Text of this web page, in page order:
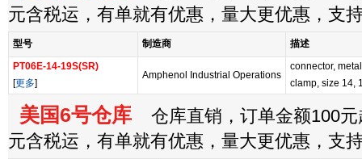
元含税运，有单就有优惠，量大更优惠，支
型号 制造商
描述
PT06E-14-19S(SR)
[更多]
Amphenol Industrial Operations
connector,
clamp, size 14,
美国6号仓库 仓库直销，订单金额100元
元含税运，有单就有优惠，量大更优惠，支